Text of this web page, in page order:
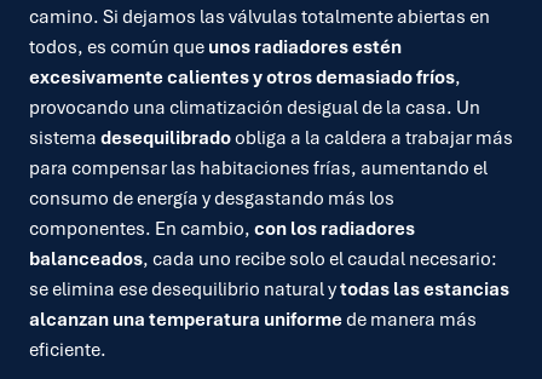
camino. Si dejamos las válvulas totalmente abiertas en
todos, es común que unos radiadores estén
excesivamente calientes y otros demasiado fríos,
provocando una climatización desigual de la casa. Un
sistema desequilibradoobliga a la caldera a trabajar más
para compensar las habitaciones frías, aumentando el
consumo de energía y desgastando más los
componentes. En cambio, con los radiadores
balanceados, cada uno recibe solo el caudal necesario:
se elimina ese desequilibrio natural ytodas las estancias
alcanzan una temperatura uniformede manera más
eficiente.